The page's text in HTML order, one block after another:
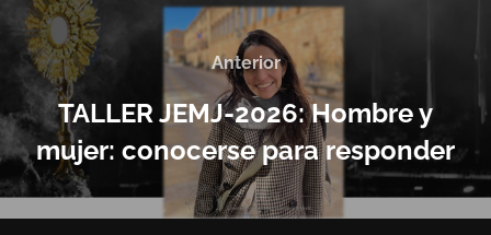
Anterior
TALLER JEMJ-2026: Hombre y
mujer: conocerse para responder